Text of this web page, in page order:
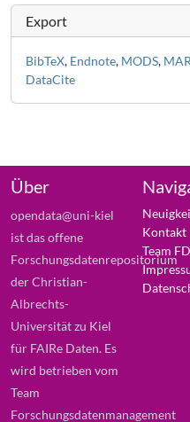
Export
BibTeX, Endnote, MODS,
DataCite
Über
opendata@uni-kiel
ist das offene
Forschungsdatenrepositorium
der Christian-
Albrechts-
Universität zu Kiel
für FAIRe Daten. Es
wird betrieben vom
Team
Forschungsdatenmanagement
Kontakt
Team